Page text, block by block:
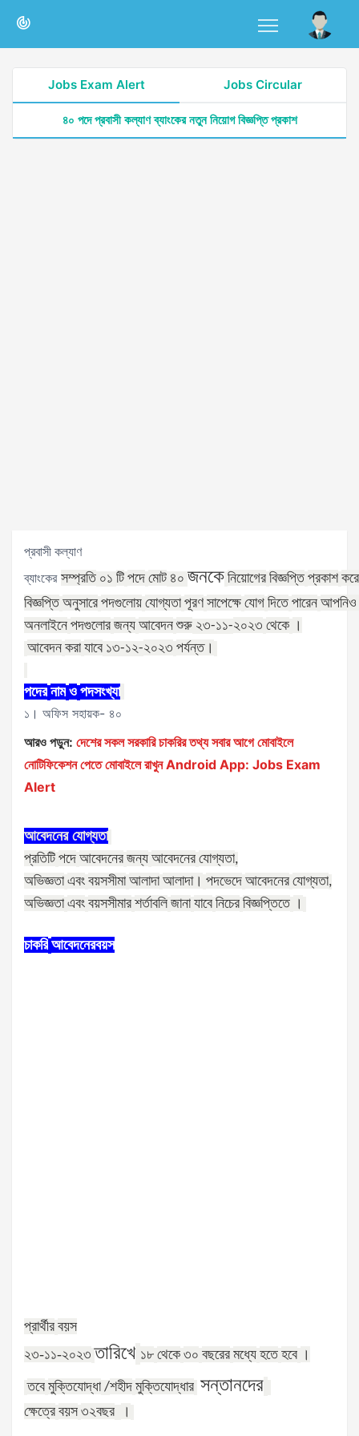
Jobs Exam Alert Jobs Circular
৪০ পদে প্রবাসী কল্যাণ ব্যাংকের নতুন নিয়োগ বিজ্ঞপ্তি প্রকাশ
প্রবাসী কল্যাণ
ব্যাংকের সম্প্রতি ০১ টি পদে মোট ৪০ জনকে নিয়োগের বিজ্ঞপ্তি প্রকাশ
বিজ্ঞপ্তি অনুসারে পদগুলোয় যোগ্যতা পূরণ সাপেক্ষে যোগ দিতে পারেন
অনলাইনে পদগুলোর জন্য আবেদন শুরু ২৩-১১-২০২৩ থেকে ।
আবেদন করা যাবে ১৩-১২-২০২৩ পর্যন্ত।
পদের নাম ও পদসংখ্যা
১। অফিস সহায়ক- ৪০
আরও পড়ুন: দেশের সকল সরকারি চাকরির তথ্য সবার আগে মোবাইলে
নোটিফিকেশন পেতে মোবাইলে রাখুন Android App: Jobs Exam
Alert
আবেদনের যোগ্যতা
প্রতিটি পদে আবেদনের জন্য আবেদনের যোগ্যতা,
অভিজ্ঞতা এবং বয়সসীমা আলাদা আলাদা। পদভেদে আবেদনের যোগ্যতা,
অভিজ্ঞতা এবং বয়সসীমার শর্তাবলি জানা যাবে নিচের বিজ্ঞপ্তিতে ।
চাকরি আবেদনেরবয়স
প্রার্থীর বয়স
২৩-১১-২০২৩ তারিখে ১৮ থেকে ৩০ বছরের মধ্যে হতে হবে ।
তবে মুক্তিযোদ্ধা /শহীদ মুক্তিযোদ্ধার সন্তানদের
ক্ষেত্রে বয়স ৩২বছর ।